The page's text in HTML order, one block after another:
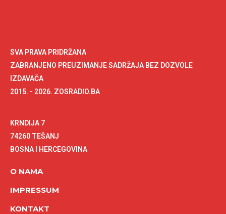
SVA PRAVA PRIDRŽANA
ZABRANJENO PREUZIMANJE SADRŽAJA BEZ DOZVOLE
IZDAVAČA
2015. - 2026. ZOSRADIO.BA
KRNDIJA 7
74260 TEŠANJ
BOSNA I HERCEGOVINA
O NAMA
IMPRESSUM
KONTAKT